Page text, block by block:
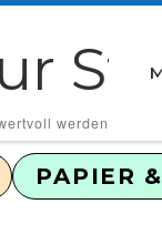
werden
PAPIER